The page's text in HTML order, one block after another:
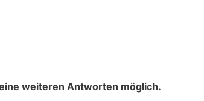
weiteren Antworten möglich.